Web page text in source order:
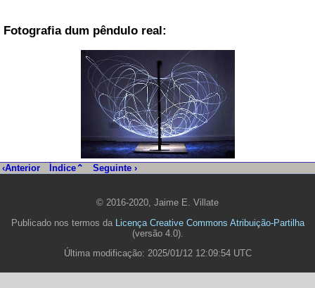
Fotografia dum pêndulo real:
‹Anterior Índice⌃ Seguinte ›
© 2016-2020, Jaime E. Villate
Publicado nos termos da
Licença Creative Commons Atribuição-Partilha
(versão 4.0).
Última modificação: 2025/01/12 12:09:54 UTC